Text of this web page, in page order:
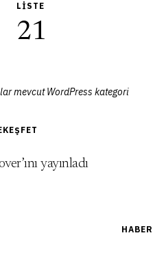
LISTE
21
mevcut WordPress kategori
KEŞFET
yayınladı
HABER